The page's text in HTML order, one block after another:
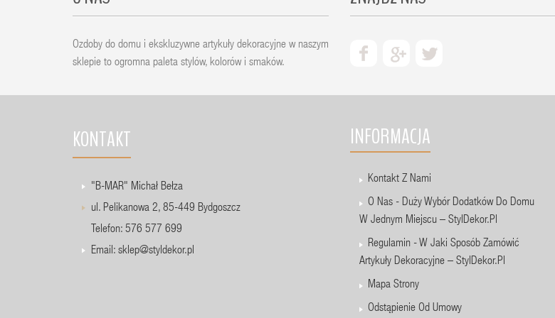
Ozdoby do domu i ekskluzywne artykuły dekoracyjne w naszym
sklepie to ogromna paleta stylów, kolorów i smaków.
KONTAKT
"B-MAR" Michał Bełza
ul. Pelikanowa 2, 85-449 Bydgoszcz
Telefon: 576 577 699
Email: sklep@styldekor.pl
INFORMACJA
Kontakt Z Nami
O Nas - Duży Wybór Dodatków Do Domu
W Jednym Miejscu – StylDekor.pl
Regulamin - W Jaki Sposób Zamówić
Artykuły Dekoracyjne – StylDekor.pl
Mapa Strony
Odstąpienie Od Umowy